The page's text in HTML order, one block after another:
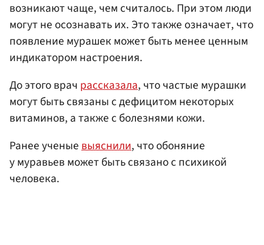
возникают чаще, чем считалось. При этом люди
могут не осознавать их. Это также означает, что
появление мурашек может быть менее ценным
индикатором настроения.
До этого врач рассказала, что частые мурашки
могут быть связаны с дефицитом некоторых
витаминов, а также с болезнями кожи.
Ранее ученыевыяснили, что обоняние
у муравьев может быть связано с психикой
человека.